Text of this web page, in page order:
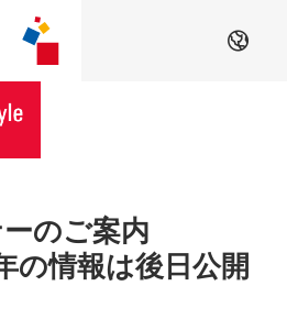
JA
のご案内
情報は後日公開